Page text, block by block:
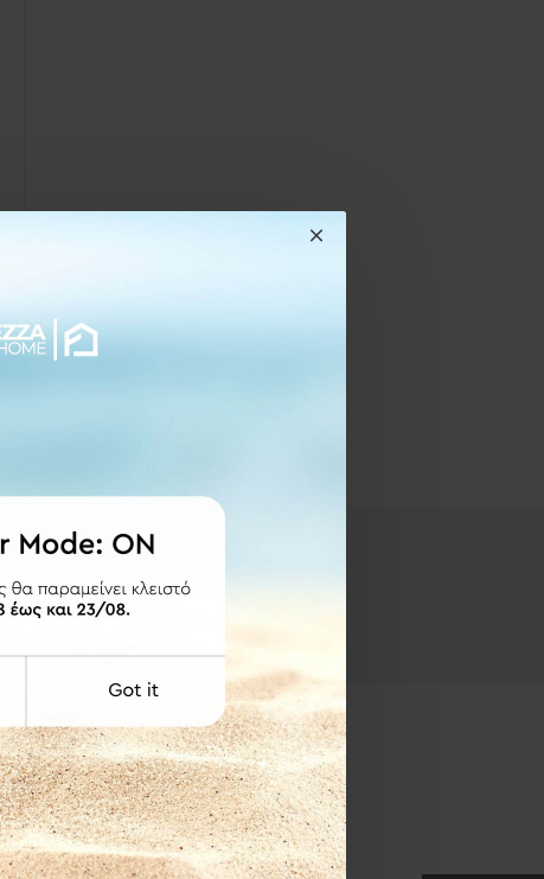
χώρους γι' αυτόν ακριβώς το λόγο.